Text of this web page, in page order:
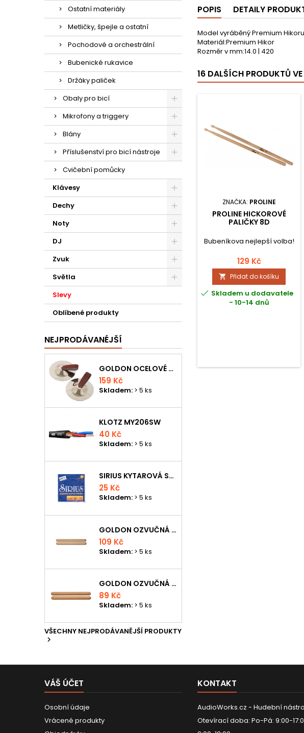
Ostatní materiály
Metličky, špejle a ostatní
Pochodové a orchestrální
Bubenické rukavice
Držáky paliček
Obaly pro bicí
Mikrofony a triggery
Blány
Příslušenství pro bicí nástroje
Cvičební pomůcky
Klávesy
Dechy
Noty
DJ
Zvuk
Světla
Slevy
Oblíbené produkty
NEJPRODÁVANÉJŠÍ
GOLDON OCELOVÉ PRSTOVÉ ČINELKY
159 Kč
Skladem: > 5 ks
KLOTZ MY206SW
40 Kč
Skladem: > 5 ks
SIRIUS KYTAROVÁ STRUNA
25 Kč
Skladem: > 5 ks
GOLDON OZVUČNÁ DŘÍVKA 18 X 200MM
109 Kč
Skladem: > 5 ks
GOLDON OZVUČNÁ DŘÍVKA 15 X 150MM
89 Kč
Skladem: > 5 ks
VŠECHNY NEJPRODÁVANĚJŠÍ PRODUKTY

POPIS DETAILY
Model vyráběný Premium
Materiál:Premium Hikor
Rozměr v mm:14.0 | 420
16 DALŠÍCH PRODUKTŮ
ZNAČKA: PROLINE
PROLINE HICKOROVÉ
PALIČKY 8D
Bubeníkova nejlepší volba!
129 Kč
 Přidat do košíku
 Skladem u dodavatele
- 10-14 dnů
VÁŠ ÚČET
Osobní údaje
Vrácené produkty
KONTAKT
AudioWorks.cz - Hudební
Otevírací doba: Po-Pá: 9:00-